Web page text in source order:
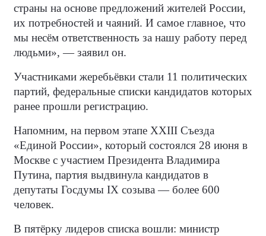
страны на основе предложений жителей России,
их потребностей и чаяний. И самое главное, что
мы несём ответственность за нашу работу перед
людьми», — заявил он.
Участниками жеребьёвки стали 11 политических
партий, федеральные списки кандидатов которых
ранее прошли регистрацию.
Напомним, на первом этапе XXIII Съезда
«Единой России», который состоялся 28 июня в
Москве с участием Президента Владимира
Путина, партия выдвинула кандидатов в
депутаты Госдумы IX созыва — более 600
человек.
В пятёрку лидеров списка вошли: министр